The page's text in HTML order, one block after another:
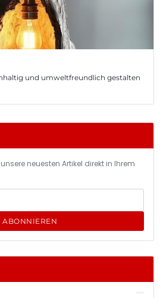
und umweltfreundlich gestalten
neuesten Artikel direkt in Ihrem
ABONNIEREN